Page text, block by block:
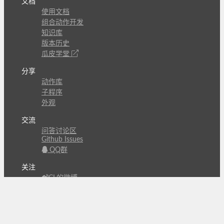
使用文档
组合动作开发
知识库
版本历史
瓜皮学堂
分享
动作库
子程序
外观
交流
问答讨论区
Github Issues
QQ群
关注
CL的微博